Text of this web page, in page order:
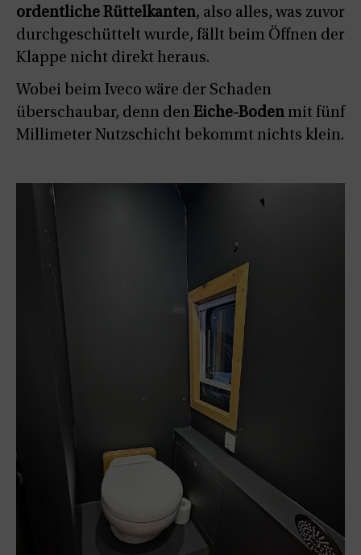
ordentliche Rüttelkanten, also alles, was zuvor
durchgeschüttelt wurde, fällt beim Öffnen der
Klappe nicht direkt heraus.
Wobei beim Iveco wäre der Schaden
überschaubar, denn den Eiche-Boden mit fünf
Millimeter Nutzschicht bekommt nichts klein.